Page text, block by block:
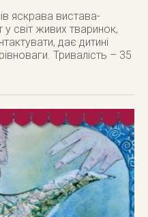
яскрава вистава-
у світ живих тваринок,
дає дитині
Тривалість – 35